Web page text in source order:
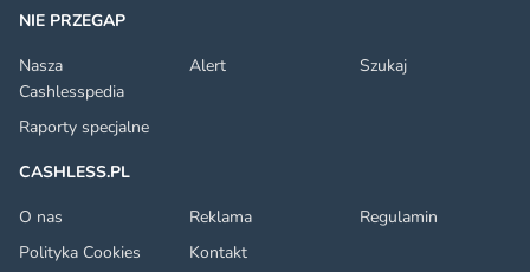
NIE PRZEGAP
Nasza
Cashlesspedia
Alert Szukaj
Raporty specjalne
CASHLESS.PL
O nas
Reklama
Regulamin
Polityka Cookies
Kontakt